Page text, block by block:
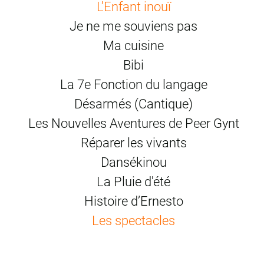
L’Enfant inouï
Je ne me souviens pas
Ma cuisine
Bibi
La 7e Fonction du langage
Désarmés (Cantique)
Les Nouvelles Aventures de Peer Gynt
Réparer les vivants
Dansékinou
La Pluie d'été
Histoire d’Ernesto
Les spectacles
de Nanterre depuis 1996
création en 2019
photos © Elizabeth Carecchio